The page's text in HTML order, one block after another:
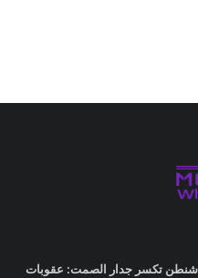
تكسر جدار الصمت: عقوبات